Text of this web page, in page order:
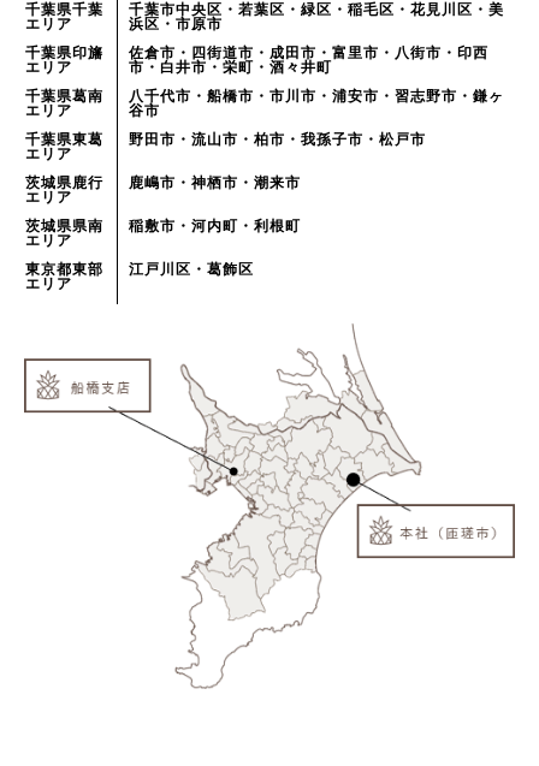
千葉県千葉
エリア
千葉市中央区・若葉区・緑区・稲毛区・花見川区・美
浜区・市原市
千葉県印旛
エリア
佐倉市・四街道市・成田市・富里市・八街市・印西
市・白井市・栄町・酒々井町
千葉県葛南
エリア
八千代市・船橋市・市川市・浦安市・習志野市・鎌ヶ
谷市
千葉県東葛
エリア
野田市・流山市・柏市・我孫子市・松戸市
茨城県鹿行
エリア
鹿嶋市・神栖市・潮来市
茨城県県南
エリア
稲敷市・河内町・利根町
東京都東部
エリア
江戸川区・葛飾区